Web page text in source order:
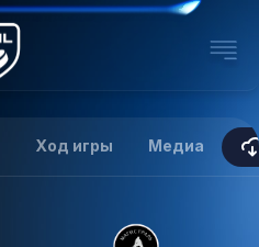
Ход игры Медиа